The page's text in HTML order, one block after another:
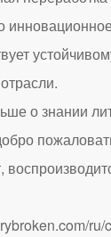
о знании